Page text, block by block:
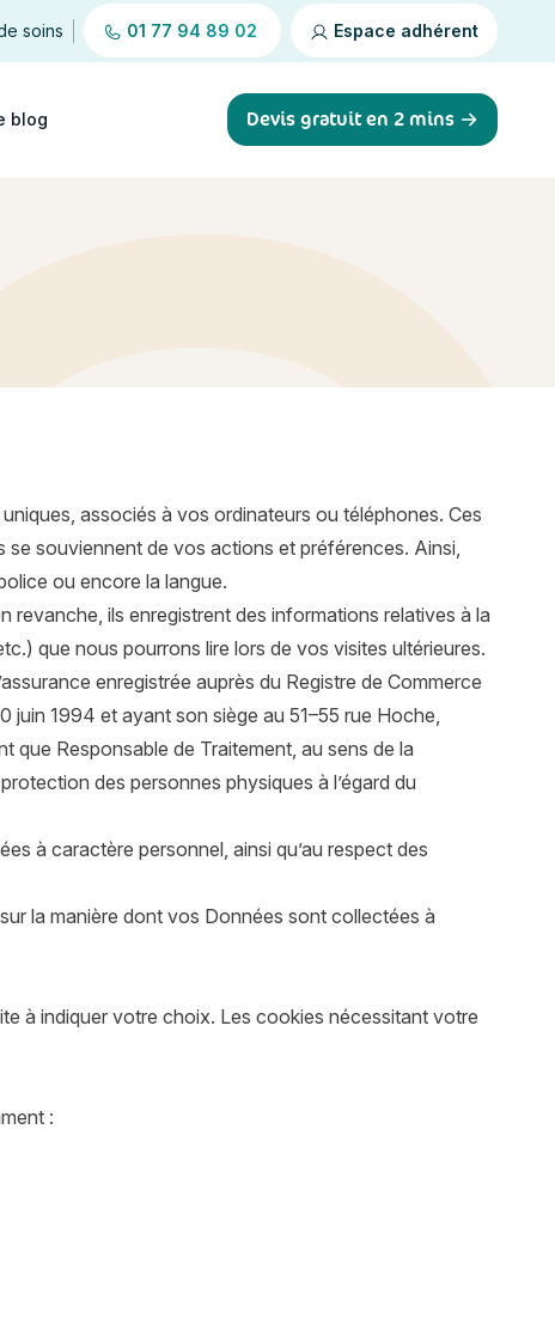
soins 01 77 94 89 02 Espace adhérent
blog Devis gratuit en 2 mins
associés à vos ordinateurs ou téléphones. Ces
se souviennent de vos actions et préférences. Ainsi,
ou encore la langue.
revanche, ils enregistrent des informations relatives à la
que nous pourrons lire lors de vos visites ultérieures.
enregistrée auprès du Registre de Commerce
juin 1994 et ayant son siège au 51–55 rue Hoche,
que Responsable de Traitement, au sens de la
des personnes physiques à l’égard du
à caractère personnel, ainsi qu’au respect des
la manière dont vos Données sont collectées à
à indiquer votre choix. Les cookies nécessitant votre
: